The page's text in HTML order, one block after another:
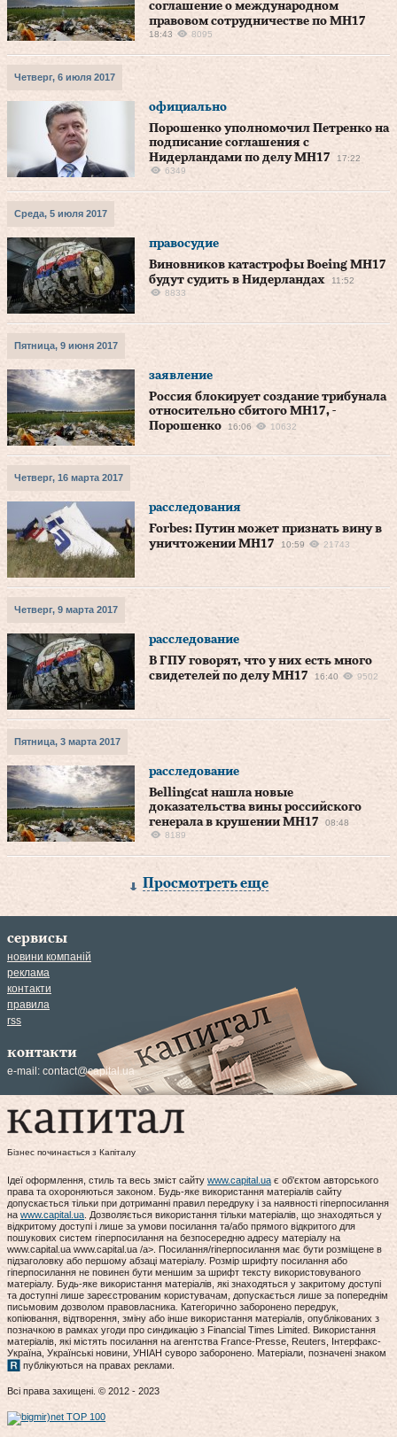
соглашение о международном
правовом сотрудничестве по MH17
18:43 8095
Четверг, 6 июля 2017
официально
Порошенко уполномочил Петренко на
подписание соглашения с
Нидерландами по делу МН17
17:22
6349
Среда, 5 июля 2017
правосудие
Виновников катастрофы Boeing МН17
будут судить в Нидерландах
11:52
8833
Пятница, 9 июня 2017
заявление
Россия блокирует создание трибунала
относительно сбитого MH17, -
Порошенко
16:06 10632
Четверг, 16 марта 2017
расследования
Forbes: Путин может признать вину в
уничтожении MH17
10:59 21743
Четверг, 9 марта 2017
расследование
В ГПУ говорят, что у них есть много
свидетелей по делу MH17
16:40 9502
Пятница, 3 марта 2017
расследование
Bellingcat нашла новые
доказательства вины российского
генерала в крушении MH17
08:48
8189
Просмотреть еще
сервисы
новини компаній
реклама
контакти
правила
rss
контакти
e-mail: contact@capital.ua
Бізнес починається з Капіталу
Ідеї оформлення, стиль та весь зміст сайту www.capital.ua є об'єктом авторського
права та охороняються законом. Будь-яке використання матеріалів сайту
допускається тільки при дотриманні правил передруку і за наявності гіперпосилання
на www.capital.ua . Дозволяється використання тільки матеріалів, що знаходяться у
відкритому доступі і лише за умови посилання та/або прямого відкритого для
пошукових систем гіперпосилання на безпосередню адресу матеріалу на
www.capital.ua www.capital.ua /a>. Посилання/гіперпосилання має бути розміщене в
підзаголовку або першому абзаці матеріалу. Розмір шрифту посилання або
гіперпосилання не повинен бути меншим за шрифт тексту використовуваного
матеріалу. Будь-яке використання матеріалів, які знаходяться у закритому доступі
та доступні лише зареєстрованим користувачам, допускається лише за попереднім
письмовим дозволом правовласника. Категорично заборонено передрук,
копіювання, відтворення, зміну або інше використання матеріалів, опублікованих з
позначкою в рамках угоди про синдикацію з Financial Times Limited. Використання
матеріалів, які містять посилання на агентства France-Presse, Reuters, Інтерфакс-
Україна, Українські новини, УНІАН суворо заборонено. Матеріали, позначені знаком
публікуються на правах реклами.
Всі права захищені. © 2012 - 2023